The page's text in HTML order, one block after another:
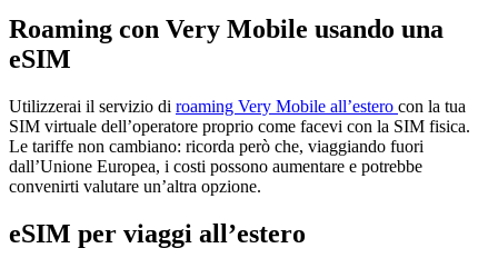
Roaming con Very Mobile usando una
eSIM
Utilizzerai il servizio di roaming Very Mobile all’estero con la tua
SIM virtuale dell’operatore proprio come facevi con la SIM fisica.
Le tariffe non cambiano: ricorda però che, viaggiando fuori
dall’Unione Europea, i costi possono aumentare e potrebbe
convenirti valutare un’altra opzione.
eSIM per viaggi all’estero